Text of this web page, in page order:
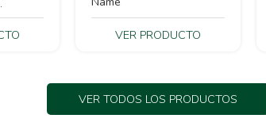
VER PRODUCTO
VER TODOS LOS PRODUCTOS